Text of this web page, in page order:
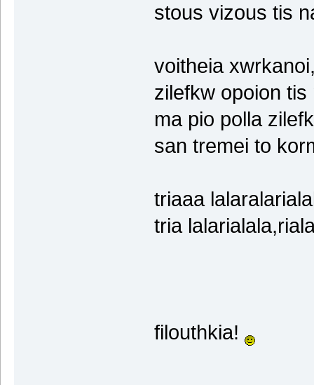
stous vizous tis
voitheia
zilefkw opoion
ma pio polla
san tremei to
triaaa
tria
filouthkia!